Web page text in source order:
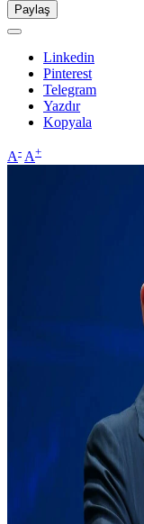
Paylaş
Linkedin
Pinterest
Telegram
Yazdır
Kopyala
A- A+